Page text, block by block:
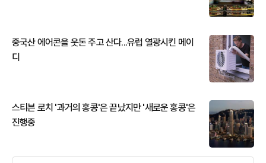
중국산 에어콘을 웃돈 주고 산다...유럽 열광시킨 메이
디
스티븐 로치 '과거의 홍콩'은 끝났지만 '새로운 홍콩'은
진행중